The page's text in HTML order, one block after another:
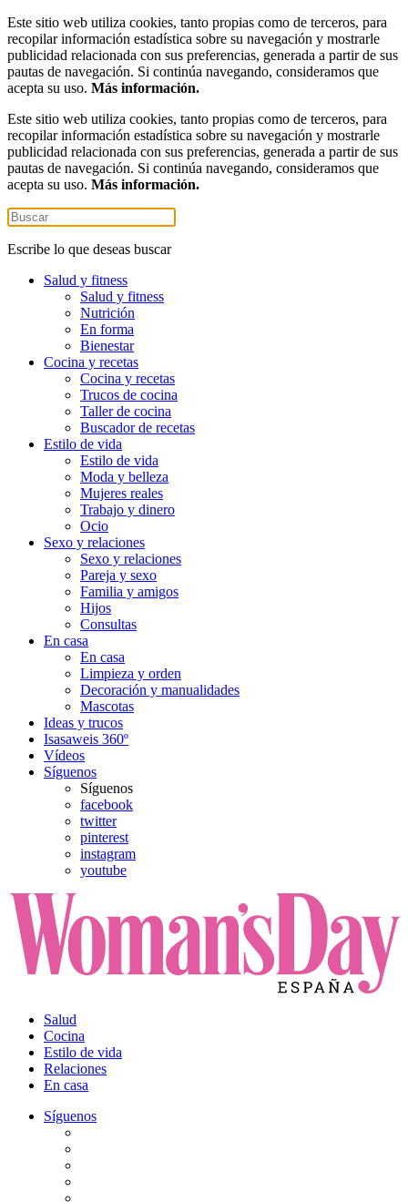
Este sitio web utiliza cookies, tanto propias como de terceros, para
recopilar información estadística sobre su navegación y mostrarle
publicidad relacionada con sus preferencias, generada a partir de sus
pautas de navegación. Si continúa navegando, consideramos que
acepta su uso. Más información.
Este sitio web utiliza cookies, tanto propias como de terceros, para
recopilar información estadística sobre su navegación y mostrarle
publicidad relacionada con sus preferencias, generada a partir de sus
pautas de navegación. Si continúa navegando, consideramos que
acepta su uso. Más información.
Escribe lo que deseas buscar
Salud y fitness
Salud y fitness
Nutrición
En forma
Bienestar
Cocina y recetas
Cocina y recetas
Trucos de cocina
Taller de cocina
Buscador de recetas
Estilo de vida
Estilo de vida
Moda y belleza
Mujeres reales
Trabajo y dinero
Ocio
Sexo y relaciones
Sexo y relaciones
Pareja y sexo
Familia y amigos
Hijos
Consultas
En casa
En casa
Limpieza y orden
Decoración y manualidades
Mascotas
Ideas y trucos
Isasaweis 360º
Vídeos
Síguenos
Síguenos
facebook
twitter
pinterest
instagram
youtube
Salud
Cocina
Estilo de vida
Relaciones
En casa
Síguenos